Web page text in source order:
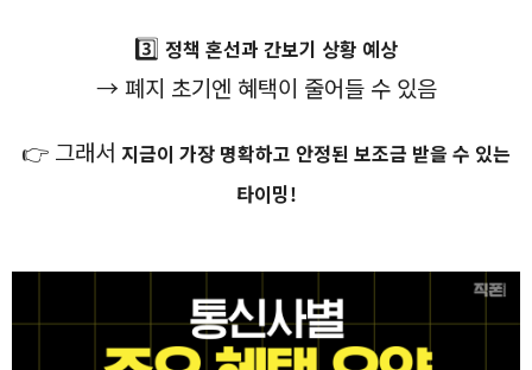
3️⃣ 정책 혼선과 간보기 상황 예상
→ 폐지 초기엔 혜택이 줄어들 수 있음
👉 그래서 지금이 가장 명확하고 안정된 보조금 받을 수 있는
타이밍!